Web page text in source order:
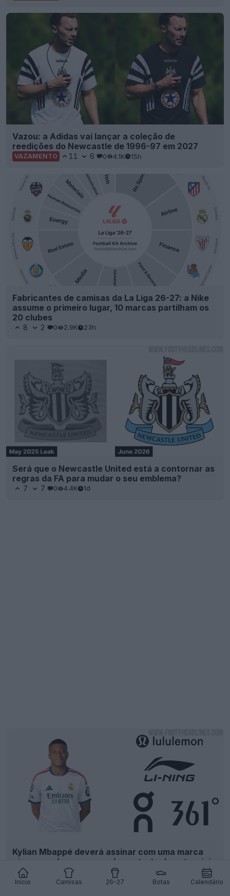
Início Camisas 26-27 Botas Calendário
Vazou: a Adidas vai lançar a coleção de
reedições do Newcastle de 1996-97 em 2027
VAZAMENTO 11 6 0 4.1K 15h
Fabricantes de camisas da La Liga 26-27: a Nike
assume o primeiro lugar, 10 marcas partilham os
20 clubes
8 2 0 2.9K 23h
Será que o Newcastle United está a contornar as
regras da FA para mudar o seu emblema?
7 7 0 4.4K 1d
Kylian Mbappé deverá assinar com uma marca
«inesperada» num grande contrato de patrocínio
de chuteiras
7 0 11.4K